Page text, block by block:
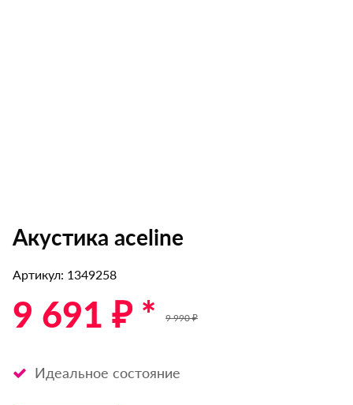
Акустика aceline
Артикул: 1349258
9 691 ₽ * 9 990 ₽
Идеальное состояние